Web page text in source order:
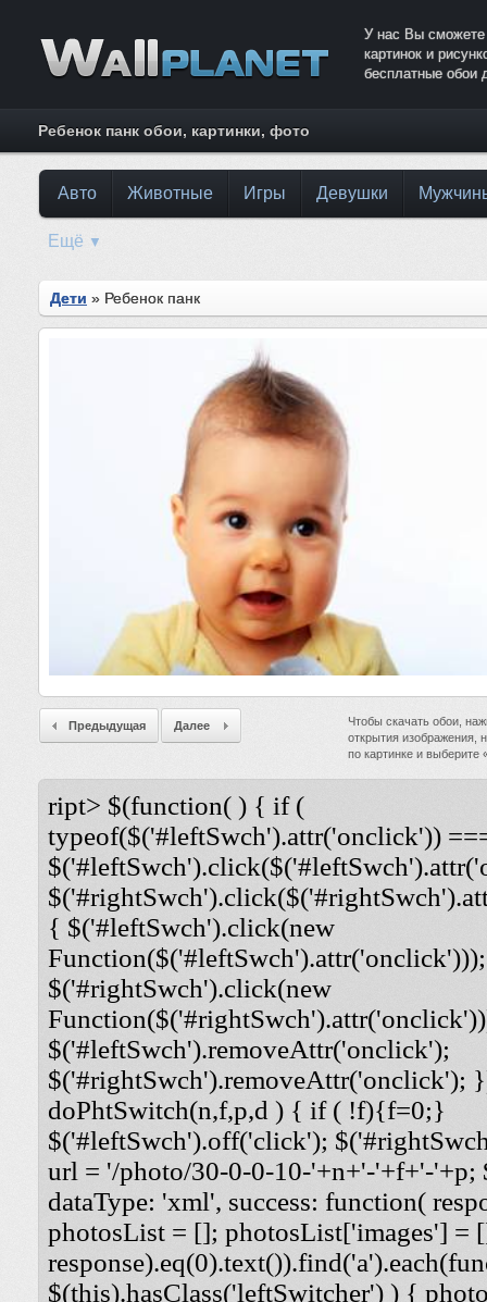
У нас Вы сможете
картинок и
бесплатные обои
Ребенок панк обои, картинки, фото
Авто Животные Игры Девушки
Ещё ▼
Дети » Ребенок панк
Чтобы скачать обои,
открытия изображения,
по картинке и
Предыдущая Далее
ript> $(function( ) { if (
typeof($('#leftSwch').attr('onclick'))
{ $('#leftSwch').click(new
Function($('#leftSwch').attr('onclick')));
$('#rightSwch').click(new
$('#leftSwch').removeAttr('onclick');
$('#rightSwch').removeAttr('onclick');
doPhtSwitch(n,f,p,d ) { if ( !f){f=0;}
$('#leftSwch').off('click');
url = '/photo/30-0-0-10-'+n+'-'+f+'-'+p;
dataType: 'xml', success: function(
photosList = []; photosList['images'] =
$(this).hasClass('leftSwitcher') ) {